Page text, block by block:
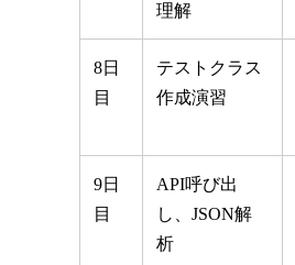
理解
8日
目
テストクラス
作成演習
9日
目
API呼び出
し、JSON解
析